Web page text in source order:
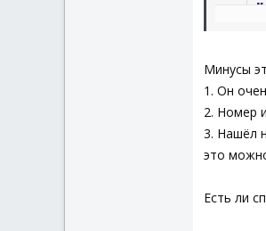
Минусы
1. Он
2. Номер
3. Нашёл
это
Есть ли